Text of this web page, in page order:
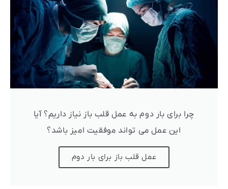
چرا برای بار دوم به عمل قلب باز نیاز داریم؟ آیا
این عمل می تواند موفقیت امیز باشد؟
عمل قلب باز برای بار دوم